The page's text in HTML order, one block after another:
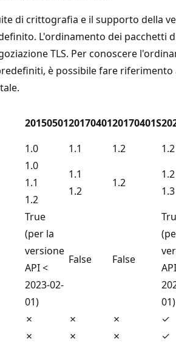
di crittografia e il supporto della
L'ordinamento dei pacchetti
TLS. Per conoscere
è possibile fare riferimento
201505012017040120170401S
1.0 1.1 1.2 1.2
1.0
1.1
1.2
1.1
1.2
1.2
1.2
1.3
True
(per la
versione
API <
2023-02-
01)
False False
01)
✗ ✗ ✗ ✓
✗ ✗ ✗ ✓